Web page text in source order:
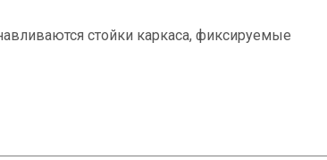
стойки каркаса, фиксируемые